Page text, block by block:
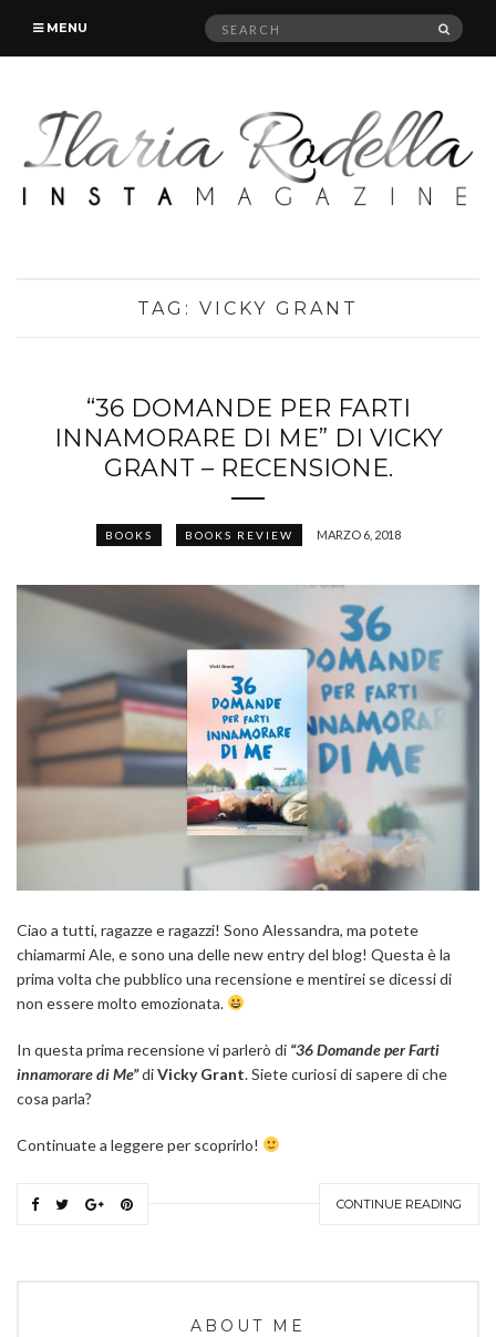
MENU
Search
TAG: VICKY GRANT
“36 DOMANDE PER FARTI
INNAMORARE DI ME” DI VICKY
GRANT – RECENSIONE.
BOOKS BOOKS REVIEW MARZO 6, 2018
Ciao a tutti, ragazze e ragazzi! Sono Alessandra, ma potete
chiamarmi Ale, e sono una delle new entry del blog! Questa è la
prima volta che pubblico una recensione e mentirei se dicessi di
non essere molto emozionata.
In questa prima recensione vi parlerò di “36 Domande per Farti
innamorare di Me”diVicky Grant. Siete curiosi di sapere di che
cosa parla?
Continuate a leggere per scoprirlo!
CONTINUE READING
ABOUT ME